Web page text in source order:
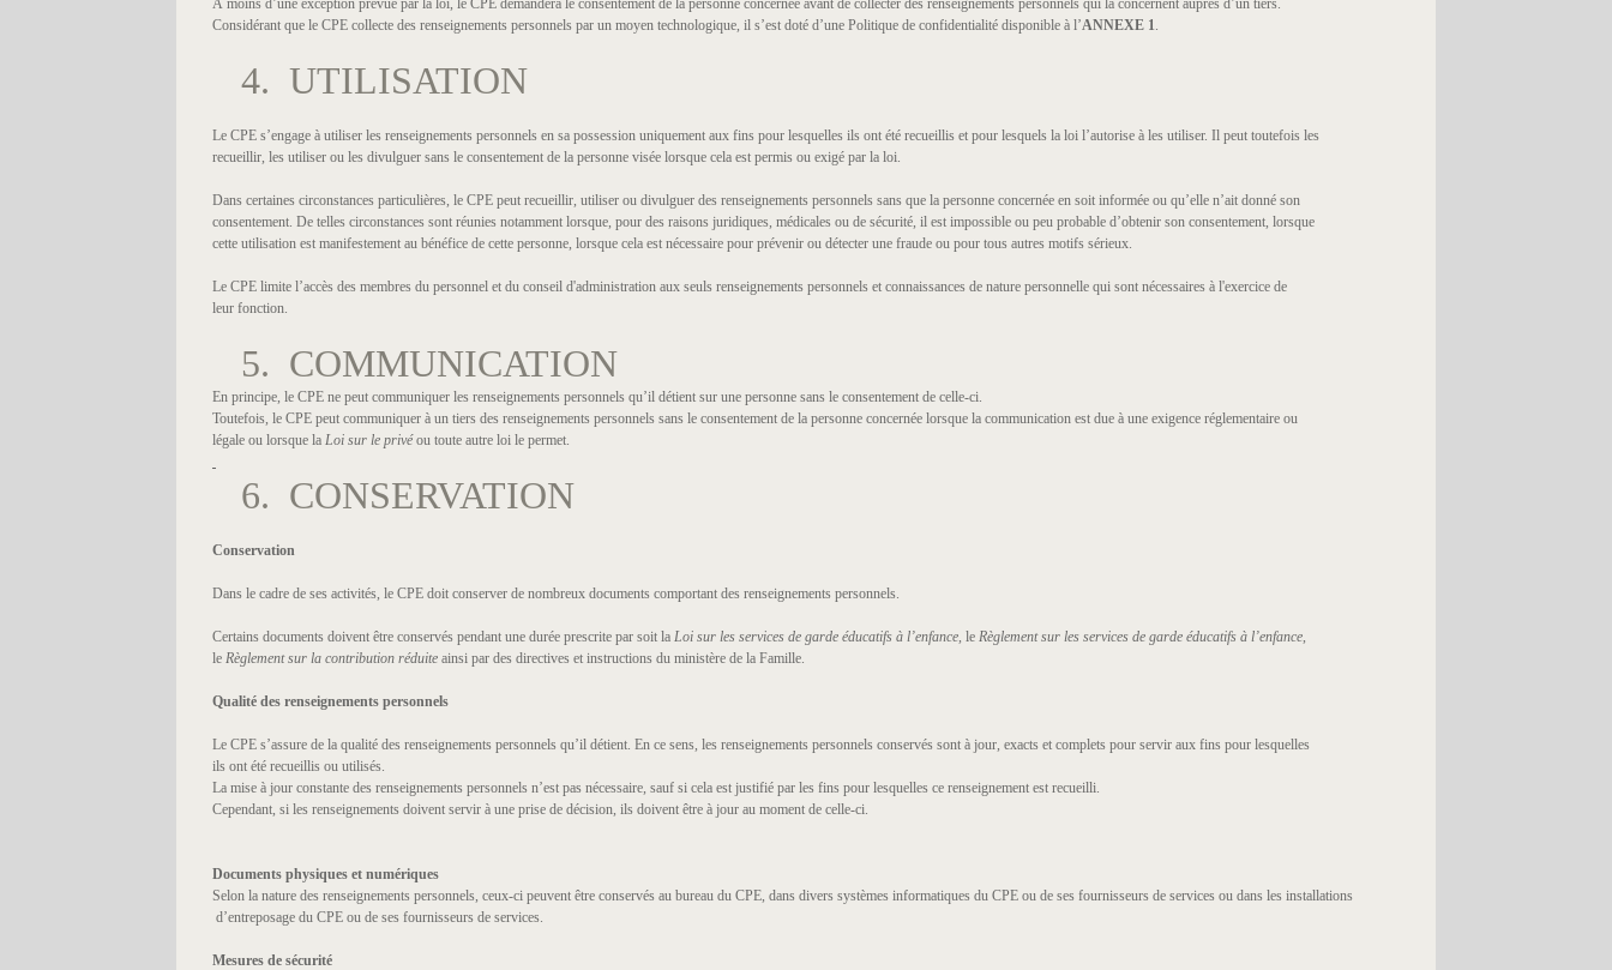
À moins d’une exception prévue par la loi, le CPE demandera le consentement de la personne concernée avant de collecter des renseignements personnels qui la concernent auprès d’un tiers.
Considérant que le CPE collecte des renseignements personnels par un moyen technologique, il s’est doté d’une Politique de confidentialité disponible à l’ANNEXE 1.
4. UTILISATION
Le CPE s’engage à utiliser les renseignements personnels en sa possession uniquement aux fins pour lesquelles ils ont été recueillis et pour lesquels la loi l’autorise à les utiliser. Il peut toutefois les
recueillir, les utiliser ou les divulguer sans le consentement de la personne visée lorsque cela est permis ou exigé par la loi.
Dans certaines circonstances particulières, le CPE peut recueillir, utiliser ou divulguer des renseignements personnels sans que la personne concernée en soit informée ou qu’elle n’ait donné son
consentement. De telles circonstances sont réunies notamment lorsque, pour des raisons juridiques, médicales ou de sécurité, il est impossible ou peu probable d’obtenir son consentement, lorsque
cette utilisation est manifestement au bénéfice de cette personne, lorsque cela est nécessaire pour prévenir ou détecter une fraude ou pour tous autres motifs sérieux.
Le CPE limite l’accès des membres du personnel et du conseil d'administration aux seuls renseignements personnels et connaissances de nature personnelle qui sont nécessaires à l'exercice de
leur fonction.
5. COMMUNICATION
En principe, le CPE ne peut communiquer les renseignements personnels qu’il détient sur une personne sans le consentement de celle-ci.
Toutefois, le CPE peut communiquer à un tiers des renseignements personnels sans le consentement de la personne concernée lorsque la communication est due à une exigence réglementaire ou
légale ou lorsque la Loi sur le privéou toute autre loi le permet.
6. CONSERVATION
Conservation
Dans le cadre de ses activités, le CPE doit conserver de nombreux documents comportant des renseignements personnels.
Certains documents doivent être conservés pendant une durée prescrite par soit la Loi sur les services de garde éducatifs à l’enfance, le Règlement sur les services de garde éducatifs à l’enfance,
le Règlement sur la contribution réduite ainsi par des directives et instructions du ministère de la Famille.
Qualité des renseignements personnels
Le CPE s’assure de la qualité des renseignements personnels qu’il détient. En ce sens, les renseignements personnels conservés sont à jour, exacts et complets pour servir aux fins pour lesquelles
ils ont été recueillis ou utilisés.
La mise à jour constante des renseignements personnels n’est pas nécessaire, sauf si cela est justifié par les fins pour lesquelles ce renseignement est recueilli.
Cependant, si les renseignements doivent servir à une prise de décision, ils doivent être à jour au moment de celle-ci.
Documents physiques et numériques
Selon la nature des renseignements personnels, ceux-ci peuvent être conservés au bureau du CPE, dans divers systèmes informatiques du CPE ou de ses fournisseurs de services ou dans les installations
d’entreposage du CPE ou de ses fournisseurs de services.
Mesures de sécurité